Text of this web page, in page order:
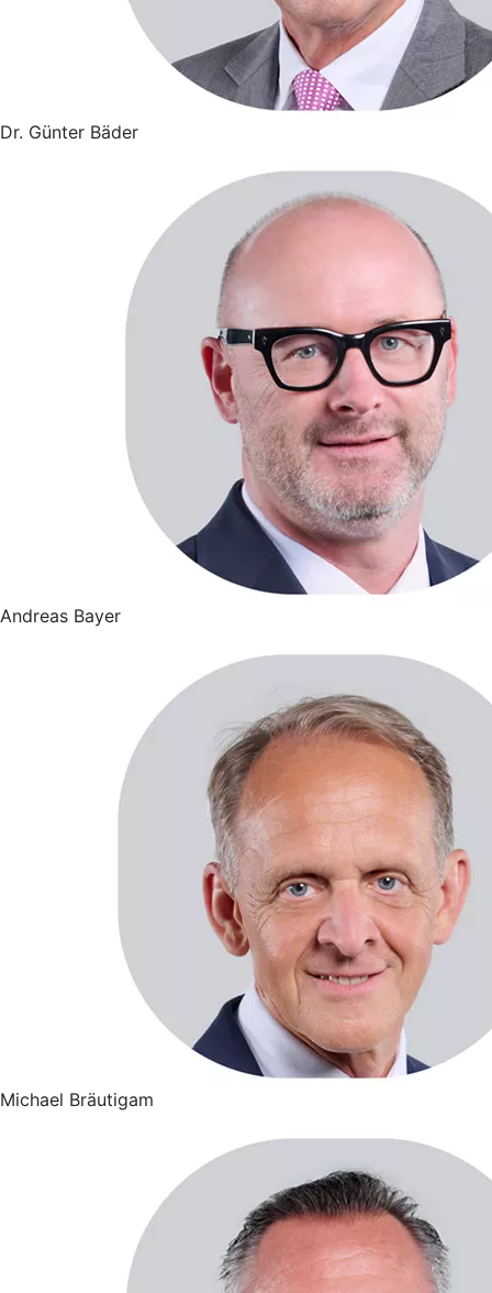
Dr. Günter Bäder
Andreas Bayer
Michael Bräutigam